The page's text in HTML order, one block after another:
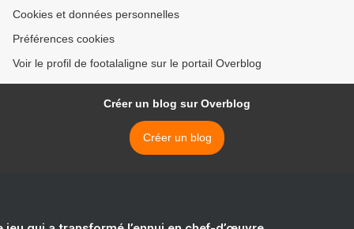
Cookies et données personnelles
Préférences cookies
Voir le profil de footalaligne sur le portail Overblog
Créer un blog sur Overblog
Créer un blog